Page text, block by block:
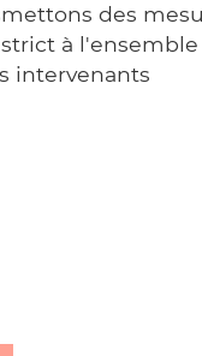
des
à l'ensemble
intervenants